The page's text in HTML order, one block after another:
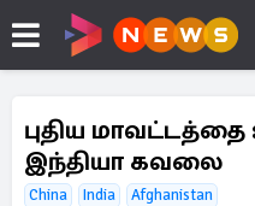
புதிய மாவட்டத்தை
இந்தியா கவலை
China India
Afghanistan